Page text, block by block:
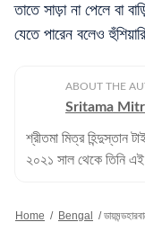
তাতে সাড়া না পেলে বা
যেতে পারেন বলেও
ABOUT THE
Sritama
শ্রীতমা মিত্র হিন্দুস্তান
২০২১ সাল থেকে তিনি
আগ্রহ রয়েছে। পেশাদার জীবন: পেশাদার জীবনের শুরুতে শ্রীতমা আকাশবাণী,
Home / Bengal /